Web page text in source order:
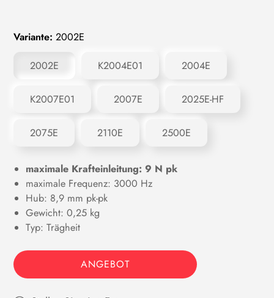
Variante: 2002E
2002E K2004E01 2004E
K2007E01 2007E 2025E-HF
2075E 2110E 2500E
maximale Krafteinleitung: 9 N pk
maximale Frequenz: 3000 Hz
Hub: 8,9 mm pk-pk
Gewicht: 0,25 kg
Typ: Trägheit
ANGEBOT